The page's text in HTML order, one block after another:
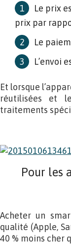
Le prix
prix par
Le
L’envoi
Et lorsque
réutilisées et
traitements
Pour les
Acheter un
qualité (Apple,
40 % moins cher